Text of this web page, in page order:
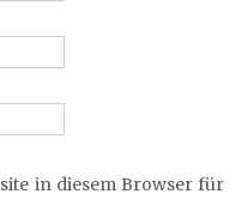
in diesem Browser für